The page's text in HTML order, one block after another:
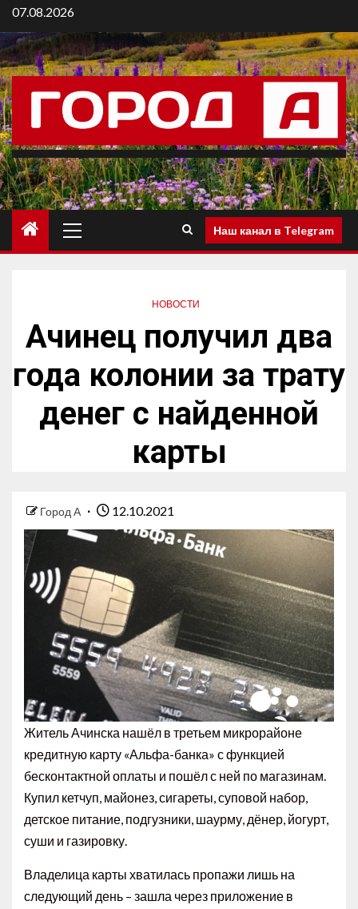
07.08.2026
Наш канал в Telegram
НОВОСТИ
Ачинец получил два
года колонии за трату
денег с найденной
карты
Город А 12.10.2021
Житель Ачинска нашёл в третьем микрорайоне
кредитную карту «Альфа-банка» с функцией
бесконтактной оплаты и пошёл с ней по магазинам.
Купил кетчуп, майонез, сигареты, суповой набор,
детское питание, подгузники, шаурму, дёнер, йогурт,
суши и газировку.
Владелица карты хватилась пропажи лишь на
следующий день – зашла через приложение в